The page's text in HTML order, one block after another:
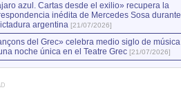
azul. Cartas desde el exilio» recupera la
inédita de Mercedes Sosa durante
argentina [21/07/2026]
del Grec» celebra medio siglo de música
noche única en el Teatre Grec [21/07/2026]